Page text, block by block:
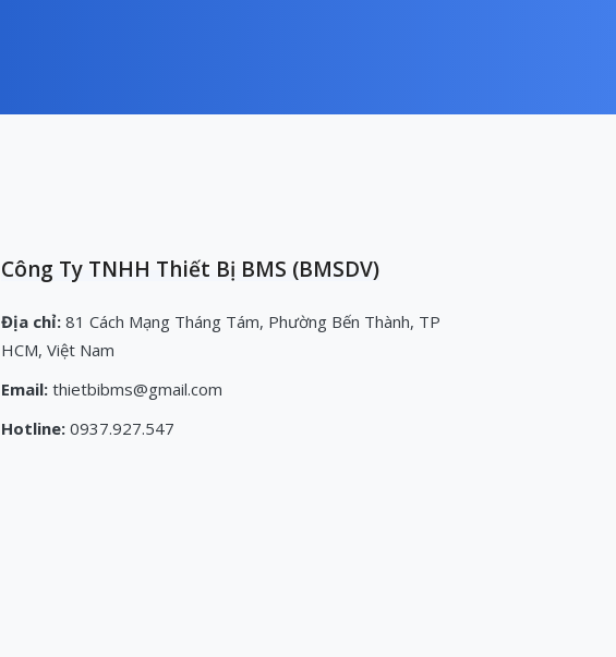
Công Ty TNHH Thiết Bị BMS (BMSDV)
Địa chỉ: 81 Cách Mạng Tháng Tám, Phường Bến Thành, TP
HCM, Việt Nam
Email: thietbibms@gmail.com
Hotline: 0937.927.547